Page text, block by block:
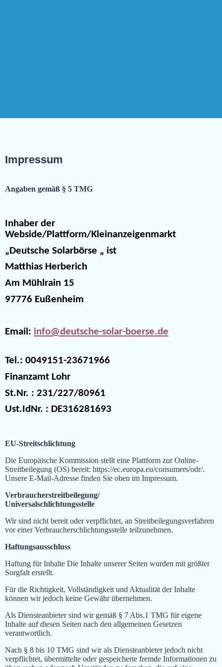
Impressum
Angaben gemäß § 5 TMG
Inhaber der
Webside/Plattform/Kleinanzeigenmarkt
„Deutsche Solarbörse „ ist
Matthias Herberich
Am Mühlrain 15
97776 Eußenheim
Email: info@deutsche-solar-boerse.de
Tel.: 0049151-23671966
Finanzamt Lohr
St.Nr. : 231/227/80961
Ust.IdNr. : DE316281693
EU-Streitschlichtung
Die Europäische Kommission stellt eine Plattform zur Online-
Streitbeilegung (OS) bereit: https://ec.europa.eu/consumers/odr/.
Unsere E-Mail-Adresse finden Sie oben im Impressum.
Verbraucherstreitbeilegung/
Universalschlichtungsstelle
Wir sind nicht bereit oder verpflichtet, an Streitbeilegungsverfahren
vor einer Verbraucherschlichtungsstelle teilzunehmen.
Haftungsausschluss
Haftung für Inhalte Die Inhalte unserer Seiten wurden mit größter
Sorgfalt erstellt.
Für die Richtigkeit, Vollständigkeit und Aktualität der Inhalte
können wir jedoch keine Gewähr übernehmen.
Als Diensteanbieter sind wir gemäß § 7 Abs.1 TMG für eigene
Inhalte auf diesen Seiten nach den allgemeinen Gesetzen
verantwortlich.
Nach § 8 bis 10 TMG sind wir als Diensteanbieter jedoch nicht
verpflichtet, übermittelte oder gespeicherte fremde Informationen zu